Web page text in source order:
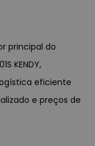
principal do
KENDY,
eficiente
e preços de